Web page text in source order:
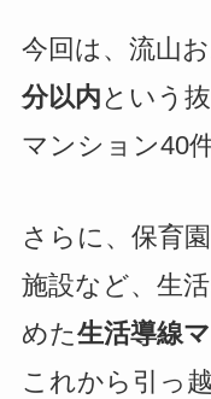
今回は、流山
分以内という
マンション40
さらに、保育
施設など、生
めた生活導線
これから引っ